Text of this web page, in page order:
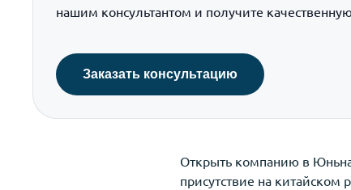
нашим консультантом и получите
Заказать консультацию
Открыть компанию в
присутствие на